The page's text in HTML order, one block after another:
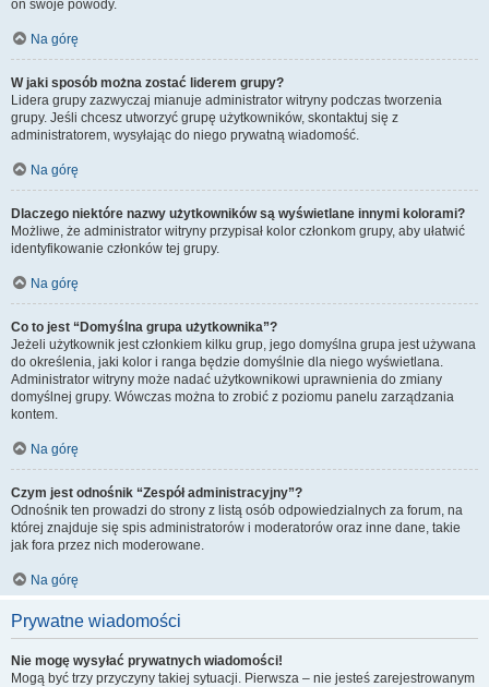
on swoje powody.
Na górę
W jaki sposób można zostać liderem grupy?
Lidera grupy zazwyczaj mianuje administrator witryny podczas tworzenia
grupy. Jeśli chcesz utworzyć grupę użytkowników, skontaktuj się z
administratorem, wysyłając do niego prywatną wiadomość.
Na górę
Dlaczego niektóre nazwy użytkowników są wyświetlane innymi kolorami?
Możliwe, że administrator witryny przypisał kolor członkom grupy, aby ułatwić
identyfikowanie członków tej grupy.
Na górę
Co to jest “Domyślna grupa użytkownika”?
Jeżeli użytkownik jest członkiem kilku grup, jego domyślna grupa jest używana
do określenia, jaki kolor i ranga będzie domyślnie dla niego wyświetlana.
Administrator witryny może nadać użytkownikowi uprawnienia do zmiany
domyślnej grupy. Wówczas można to zrobić z poziomu panelu zarządzania
kontem.
Na górę
Czym jest odnośnik “Zespół administracyjny”?
Odnośnik ten prowadzi do strony z listą osób odpowiedzialnych za forum, na
której znajduje się spis administratorów i moderatorów oraz inne dane, takie
jak fora przez nich moderowane.
Na górę
Prywatne wiadomości
Nie mogę wysyłać prywatnych wiadomości!
Mogą być trzy przyczyny takiej sytuacji. Pierwsza – nie jesteś zarejestrowanym